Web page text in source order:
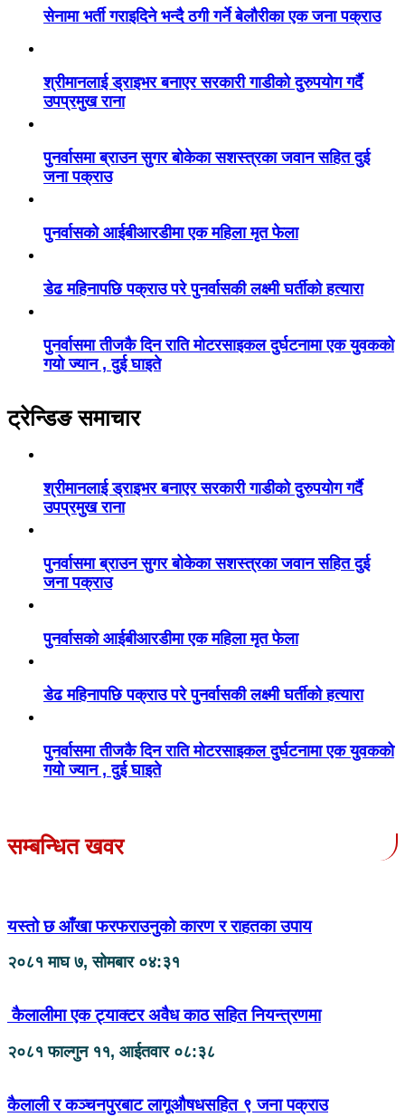
सेनामा भर्ती गराइदिने भन्दै ठगी गर्ने बेलौरीका एक जना पक्राउ
श्रीमानलाई ड्राइभर बनाएर सरकारी गाडीको दुरुपयोग गर्दै
उपप्रमुख राना
पुनर्वासमा ब्राउन सुगर बोकेका सशस्त्रका जवान सहित दुई
जना पक्राउ
पुनर्वासको आईबीआरडीमा एक महिला मृत फेला
डेढ महिनापछि पक्राउ परे पुनर्वासकी लक्ष्मी घर्तीको हत्यारा
पुनर्वासमा तीजकै दिन राति मोटरसाइकल दुर्घटनामा एक युवकको
गयो ज्यान , दुई घाइते
ट्रेन्डिङ समाचार
श्रीमानलाई ड्राइभर बनाएर सरकारी गाडीको दुरुपयोग गर्दै
उपप्रमुख राना
पुनर्वासमा ब्राउन सुगर बोकेका सशस्त्रका जवान सहित दुई
जना पक्राउ
पुनर्वासको आईबीआरडीमा एक महिला मृत फेला
डेढ महिनापछि पक्राउ परे पुनर्वासकी लक्ष्मी घर्तीको हत्यारा
पुनर्वासमा तीजकै दिन राति मोटरसाइकल दुर्घटनामा एक युवकको
गयो ज्यान , दुई घाइते
सम्बन्धित खवर
यस्तो छ आँखा फरफराउनुको कारण र राहतका उपाय
२०८१ माघ ७, सोमबार ०४:३१
कैलालीमा एक ट्याक्टर अवैध काठ सहित नियन्त्रणमा
२०८१ फाल्गुन ११, आईतवार ०८:३८
कैलाली र कञ्चनपुरबाट लागूऔषधसहित ९ जना पक्राउ